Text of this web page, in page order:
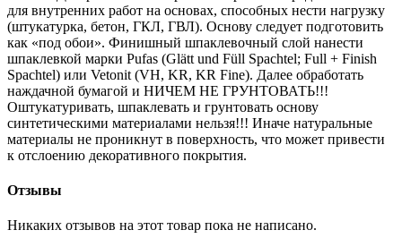
для внутренних работ на основах, способных нести нагрузку
(штукатурка, бетон, ГКЛ, ГВЛ). Основу следует подготовить
как «под обои». Финишный шпаклевочный слой нанести
шпаклевкой марки Pufas (Glätt und Füll Spachtel; Full + Finish
Spachtel) или Vetonit (VH, KR, KR Fine). Далее обработать
наждачной бумагой и НИЧЕМ НЕ ГРУНТОВАТЬ!!!
Оштукатуривать, шпаклевать и грунтовать основу
синтетическими материалами нельзя!!! Иначе натуральные
материалы не проникнут в поверхность, что может привести
к отслоению декоративного покрытия.
Отзывы
Никаких отзывов на этот товар пока не написано.